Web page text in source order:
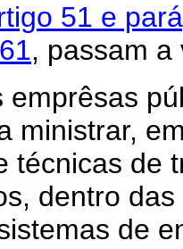
51 e
, passam
emprêsas
ministrar,
técnicas de
dentro
de